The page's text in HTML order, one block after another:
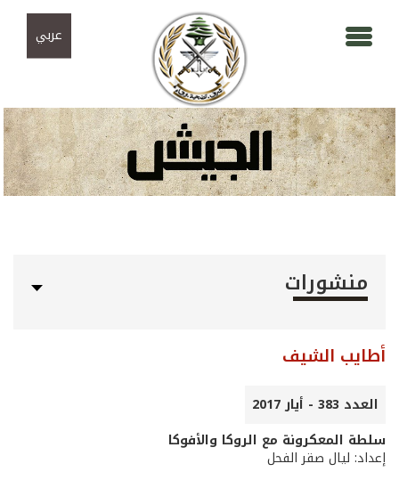
عربي
منشورات
أطايب الشيف
العدد 383 - أيار 2017
سلطة المعكرونة مع الروكا والأفوكا
إعداد: ليال صقر الفحل